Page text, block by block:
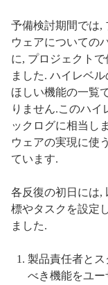
予備検討期間では,
ウェアについての
に, プロジェクト
ました. ハイレベ
ほしい機能の一覧
りません.このハイ
ックログに相当し
ウェアの実現に使
ています.
各反復の初日には,
標やタスクを設定
ました.
製品責任者と
べき機能をユ